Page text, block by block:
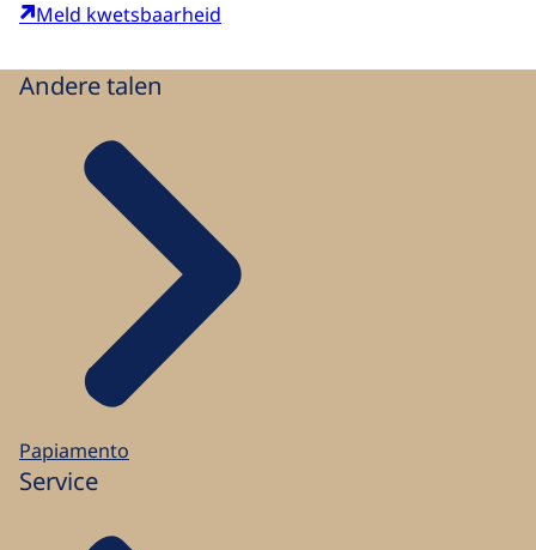
Meld kwetsbaarheid
Andere talen
Papiamento
Service